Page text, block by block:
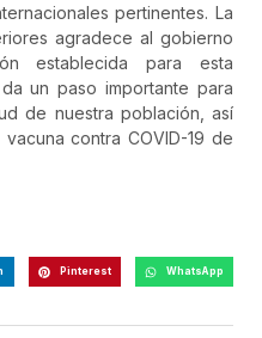
pertinentes. La
agradece al gobierno
establecida para esta
un paso importante para
de nuestra población, así
contra COVID-19 de
Pinterest WhatsApp